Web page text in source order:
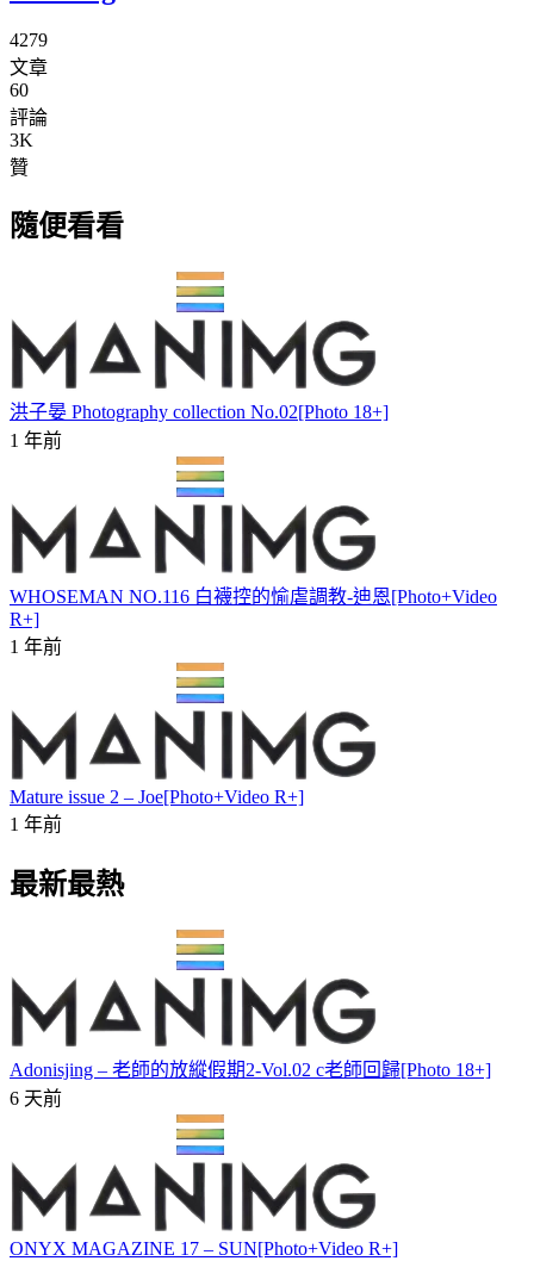
4279
文章
60
評論
3K
贊
隨便看看
洪子晏 Photography collection No.02[Photo 18+]
1 年前
WHOSEMAN NO.116 白襪控的愉虐調教-迪恩[Photo+Video
R+]
1 年前
Mature issue 2 – Joe[Photo+Video R+]
1 年前
最新最熱
Adonisjing – 老師的放縱假期2-Vol.02 c老師回歸[Photo 18+]
6 天前
ONYX MAGAZINE 17 – SUN[Photo+Video R+]